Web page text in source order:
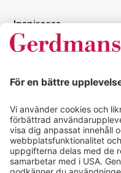
Inspireras
Kundcase
Läsvärt
Kontakt
info@gerdmans.se
0433-740 80